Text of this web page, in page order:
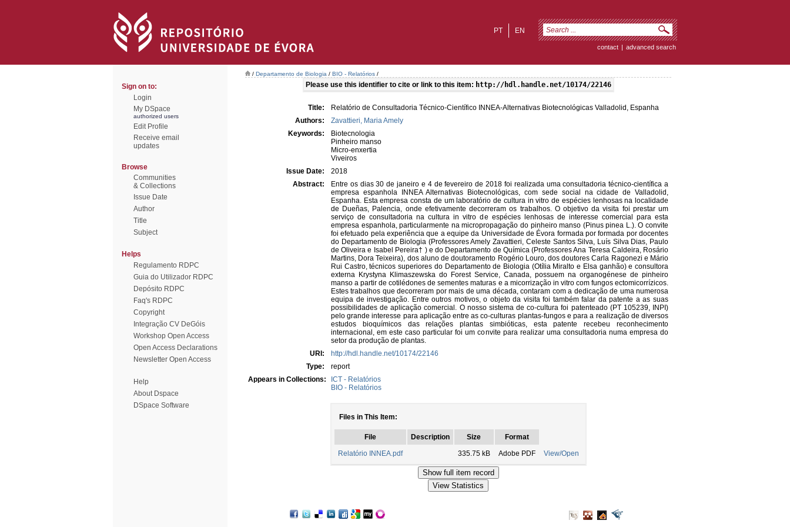
EN
PT
contact | advanced search
Sign on to:
Login
My DSpace
authorized users
Edit Profile
Receive email
updates
Browse
Communities
& Collections
Issue Date
Author
Title
Subject
Helps
Regulamento RDPC
Guia do Utilizador RDPC
Depósito RDPC
Faq's RDPC
Copyright
Integração CV DeGóis
Workshop Open Access
Open Access Declarations
Newsletter Open Access
Help
About Dspace
DSpace Software
/ Departamento de Biologia / BIO - Relatórios /
Please use this identifier to cite or link to this item: http://hdl.handle.net/10174/22146
Title:
Relatório de Consultadoria Técnico-Científico INNEA-Alternativas Biotecnológicas Valladolid, Espanha
Authors:
Zavattieri, Maria Amely
Keywords:
Biotecnologia
Pinheiro manso
Micro-enxertia
Viveiros
Issue Date:
2018
Abstract:
Entre os dias 30 de janeiro e 4 de fevereiro de 2018 foi realizada uma consultadoria técnico-científica a
empresa espanhola INNEA Alternativas Biotecnológicas, com sede social na cidade de Valladolid,
Espanha. Esta empresa consta de um laboratório de cultura in vitro de espécies lenhosas na localidade
de Dueñas, Palencia, onde efetivamente decorreram os trabalhos. O objetivo da visita foi prestar um
serviço de consultadoria na cultura in vitro de espécies lenhosas de interesse comercial para esta
empresa espanhola, particularmente na micropropagação do pinheiro manso (Pinus pinea L.). O convite
foi efetuado pela experiência que a equipe da Universidade de Évora formada por formada por docentes
do Departamento de Biologia (Professores Amely Zavattieri, Celeste Santos Silva, Luís Silva Dias, Paulo
de Oliveira e Isabel Pereira† ) e do Departamento de Química (Professores Ana Teresa Caldeira, Rosário
Martins, Dora Teixeira), dos aluno de doutoramento Rogério Louro, dos doutores Carla Ragonezi e Mário
Rui Castro, técnicos superiores do Departamento de Biologia (Otília Miralto e Elsa ganhão) e consultora
externa Krystyna Klimaszewska do Forest Service, Canada, possuem na organogénese de pinheiro
manso a partir de cotilédones de sementes maturas e a micorrização in vitro com fungos ectomicorrízicos.
Estes trabalhos que decorreram por mais de uma década, contaram com a dedicação de uma numerosa
equipa de investigação. Entre outros motivos, o objeto da visita foi também falar da patente a as suas
possibilidades de aplicação comercial. O nosso sistema de co-cultura foi patenteado (PT 105239, INPI)
pelo grande interesse para aplicação entre as co-culturas plantas-fungos e para a realização de diversos
estudos bioquímicos das relações plantas simbióticas, esta patente recebeu reconhecimento
internacional, em este caso particular foi um convite para realizar uma consultadoria numa empresa do
setor da produção de plantas.
URI:
http://hdl.handle.net/10174/22146
Type:
report
Appears in Collections:
ICT - Relatórios
BIO - Relatórios
Files in This Item:
File Description Size
Format
Relatório INNEA.pdf
335.75 kB Adobe PDF View/Open